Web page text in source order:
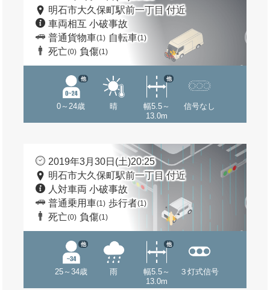
明石市大久保町駅前一丁目 付近
車両相互 小破事故
普通貨物車(1) 自転車(1)
死亡(0) 負傷(1)
0～24歳
他
晴
幅5.5～
13.0m
他
信号なし
2019年3月30日(土)20:25
明石市大久保町駅前一丁目 付近
人対車両 小破事故
普通乗用車(1) 歩行者(1)
死亡(0) 負傷(1)
25～34歳
他
雨
幅5.5～
13.0m
他
３灯式信号